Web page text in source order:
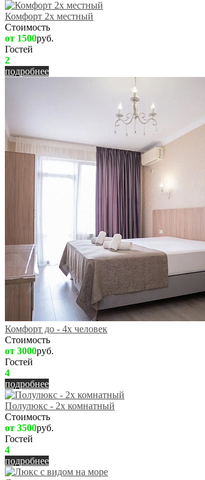
Комфорт 2х местный
Стоимость
от 1500руб.
Гостей
2
подробнее
Комфорт до - 4х человек
Стоимость
от 3000руб.
Гостей
4
подробнее
Полулюкс - 2х комнатный
Стоимость
от 3500руб.
Гостей
4
подробнее